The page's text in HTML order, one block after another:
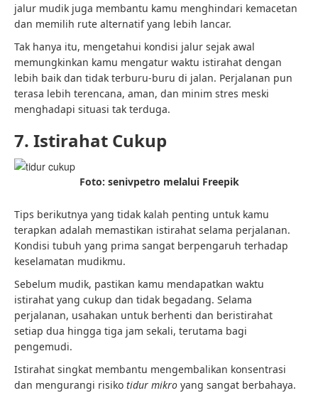
jalur mudik juga membantu kamu menghindari kemacetan
dan memilih rute alternatif yang lebih lancar.
Tak hanya itu, mengetahui kondisi jalur sejak awal
memungkinkan kamu mengatur waktu istirahat dengan
lebih baik dan tidak terburu-buru di jalan. Perjalanan pun
terasa lebih terencana, aman, dan minim stres meski
menghadapi situasi tak terduga.
7. Istirahat Cukup
Foto: senivpetro melalui Freepik
Tips berikutnya yang tidak kalah penting untuk kamu
terapkan adalah memastikan istirahat selama perjalanan.
Kondisi tubuh yang prima sangat berpengaruh terhadap
keselamatan mudikmu.
Sebelum mudik, pastikan kamu mendapatkan waktu
istirahat yang cukup dan tidak begadang. Selama
perjalanan, usahakan untuk berhenti dan beristirahat
setiap dua hingga tiga jam sekali, terutama bagi
pengemudi.
Istirahat singkat membantu mengembalikan konsentrasi
dan mengurangi risiko tidur mikro yang sangat berbahaya.